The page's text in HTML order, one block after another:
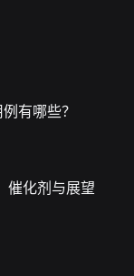
，对影响协议未
与。用户可以质押自
考虑和深入研
的风险承受
有哪些？
催化剂与展望